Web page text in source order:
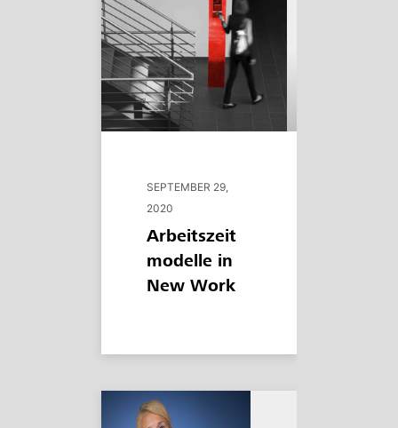
SEPTEMBER 29,
2020
Arbeitszeit
modelle in
New Work